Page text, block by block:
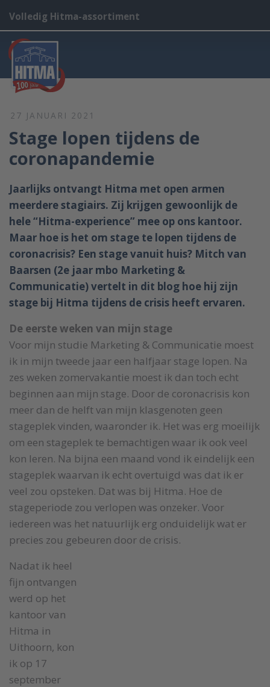
Volledig Hitma-assortiment
27 JANUARI 2021
Stage lopen tijdens de
coronapandemie
Jaarlijks ontvangt Hitma met open armen
meerdere stagiairs. Zij krijgen gewoonlijk de
hele “Hitma-experience” mee op ons kantoor.
Maar hoe is het om stage te lopen tijdens de
coronacrisis? Een stage vanuit huis? Mitch van
Baarsen (2e jaar mbo Marketing &
Communicatie) vertelt in dit blog hoe hij zijn
stage bij Hitma tijdens de crisis heeft ervaren.
De eerste weken van mijn stage
Voor mijn studie Marketing & Communicatie moest
ik in mijn tweede jaar een halfjaar stage lopen. Na
zes weken zomervakantie moest ik dan toch echt
beginnen aan mijn stage. Door de coronacrisis kon
meer dan de helft van mijn klasgenoten geen
stageplek vinden, waaronder ik. Het was erg moeilijk
om een stageplek te bemachtigen waar ik ook veel
kon leren. Na bijna een maand vond ik eindelijk een
stageplek waarvan ik echt overtuigd was dat ik er
veel zou opsteken. Dat was bij Hitma. Hoe de
stageperiode zou verlopen was onzeker. Voor
iedereen was het natuurlijk erg onduidelijk wat er
precies zou gebeuren door de crisis.
Nadat ik heel
fijn ontvangen
werd op het
kantoor van
Hitma in
Uithoorn, kon
ik op 17
september